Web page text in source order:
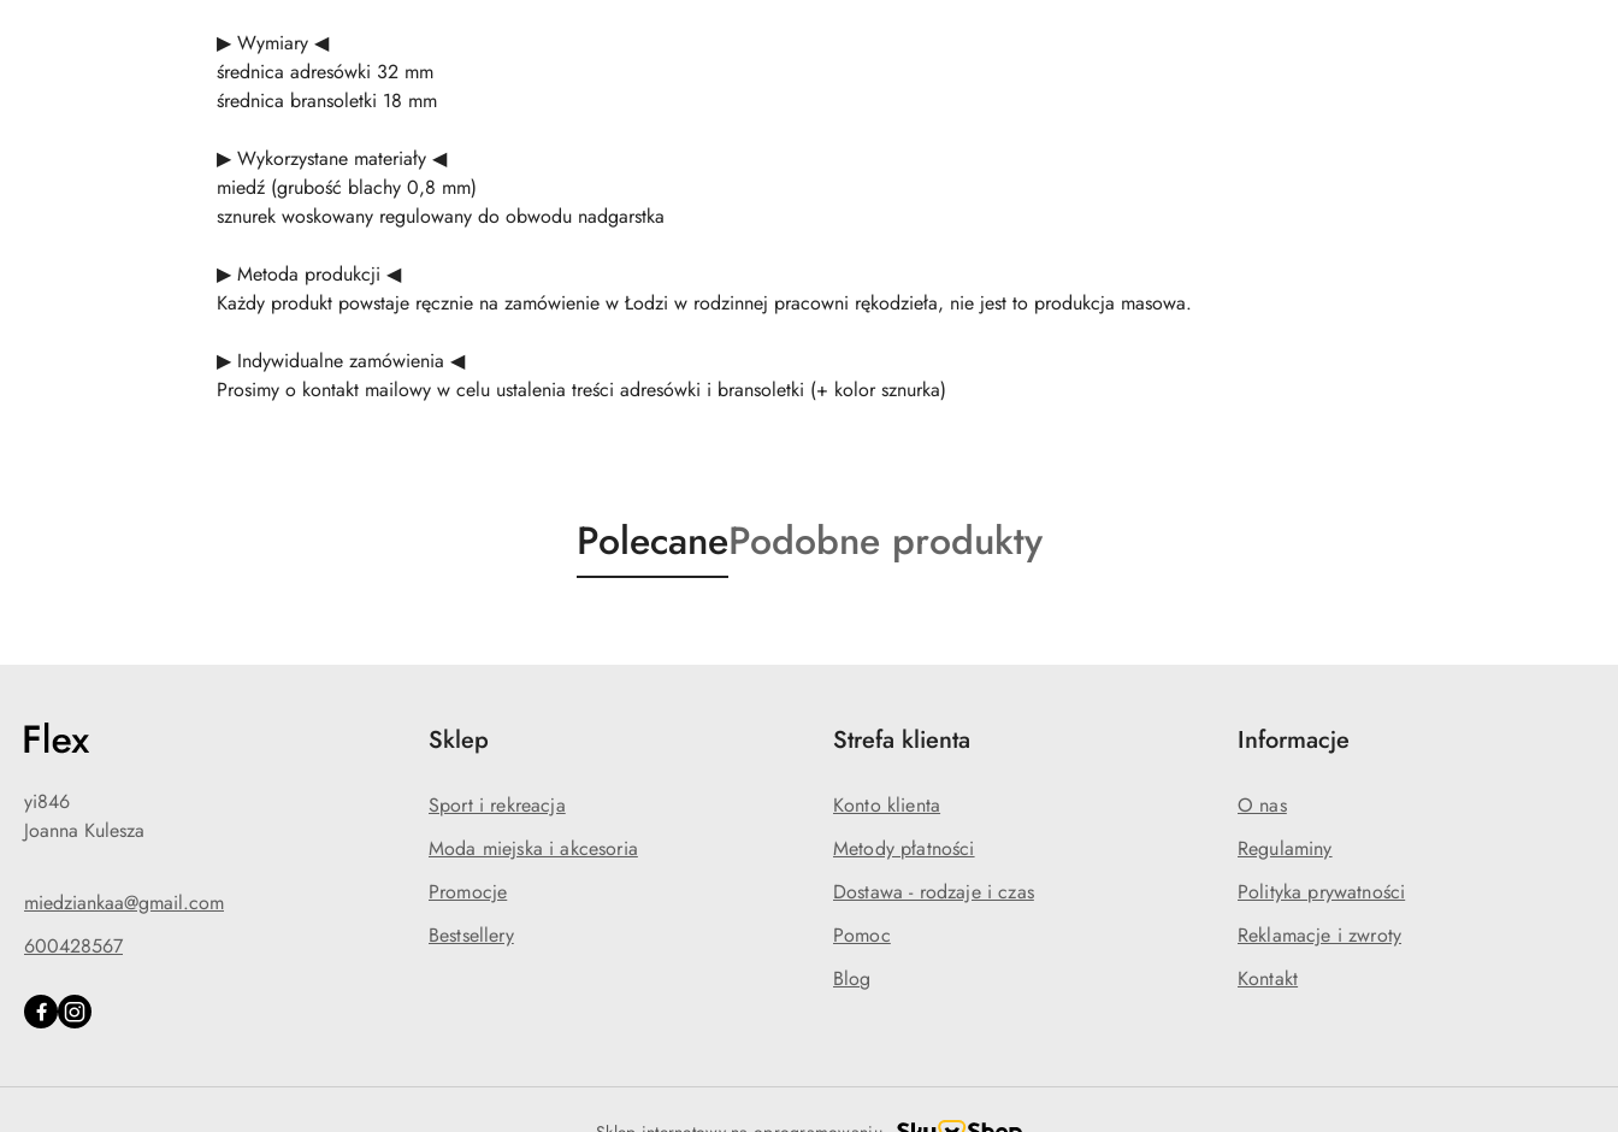
▶ Wymiary ◀
średnica adresówki 32 mm
średnica bransoletki 18 mm
▶ Wykorzystane materiały ◀
miedź (grubość blachy 0,8 mm)
sznurek woskowany regulowany do obwodu nadgarstka
▶ Metoda produkcji ◀
Każdy produkt powstaje ręcznie na zamówienie w Łodzi w rodzinnej pracowni rękodzieła, nie jest to produkcja masowa.
▶ Indywidualne zamówienia ◀
Prosimy o kontakt mailowy w celu ustalenia treści adresówki i bransoletki (+ kolor sznurka)
Produkty
o
PolecaneProdukty
o
Podobne produkty
yi846
Joanna Kulesza
miedziankaa@gmail.com
600428567
Sklep
Sport i rekreacja
Moda miejska i akcesoria
Promocje
Bestsellery
Strefa klienta
Konto klienta
Metody płatności
Dostawa - rodzaje i czas
Pomoc
Blog
Informacje
O nas
Regulaminy
Polityka prywatności
Reklamacje i zwroty
Kontakt